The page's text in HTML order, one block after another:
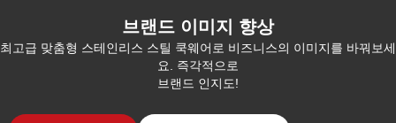
브랜드 이미지 향상
최고급 맞춤형 스테인리스 스틸 쿡웨어로 비즈니스의 이미지를 바꿔보세
요. 즉각적으로
브랜드 인지도!